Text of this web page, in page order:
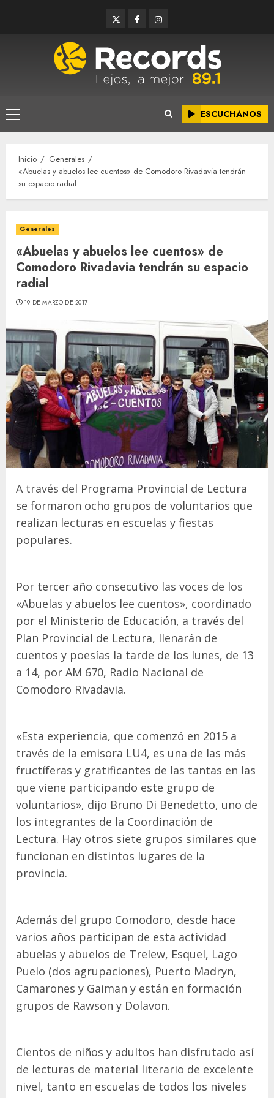
TwitterFacebookInstagram
Menú
principal
ESCUCHANOS
Inicio
Generales
«Abuelas y abuelos lee cuentos» de Comodoro Rivadavia tendrán
su espacio radial
Generales
«Abuelas y abuelos lee cuentos» de
Comodoro Rivadavia tendrán su espacio
radial
19 DE MARZO DE 2017
A través del Programa Provincial de Lectura
se formaron ocho grupos de voluntarios que
realizan lecturas en escuelas y fiestas
populares.
Por tercer año consecutivo las voces de los
«Abuelas y abuelos lee cuentos», coordinado
por el Ministerio de Educación, a través del
Plan Provincial de Lectura, llenarán de
cuentos y poesías la tarde de los lunes, de 13
a 14, por AM 670, Radio Nacional de
Comodoro Rivadavia.
«Esta experiencia, que comenzó en 2015 a
través de la emisora LU4, es una de las más
fructíferas y gratificantes de las tantas en las
que viene participando este grupo de
voluntarios», dijo Bruno Di Benedetto, uno de
los integrantes de la Coordinación de
Lectura. Hay otros siete grupos similares que
funcionan en distintos lugares de la
provincia.
Además del grupo Comodoro, desde hace
varios años participan de esta actividad
abuelas y abuelos de Trelew, Esquel, Lago
Puelo (dos agrupaciones), Puerto Madryn,
Camarones y Gaiman y están en formación
grupos de Rawson y Dolavon.
Cientos de niños y adultos han disfrutado así
de lecturas de material literario de excelente
nivel, tanto en escuelas de todos los niveles